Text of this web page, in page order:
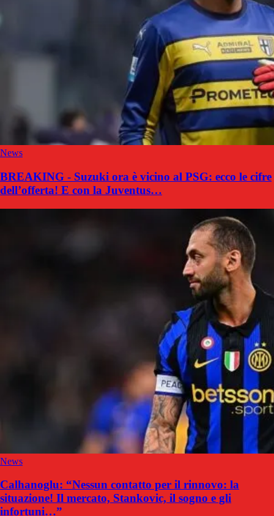
News
BREAKING - Suzuki ora è vicino al PSG: ecco le cifre
dell’offerta! E con la Juventus…
News
Calhanoglu: “Nessun contatto per il rinnovo: la
situazione! Il mercato, Stankovic, il sogno e gli
infortuni…”